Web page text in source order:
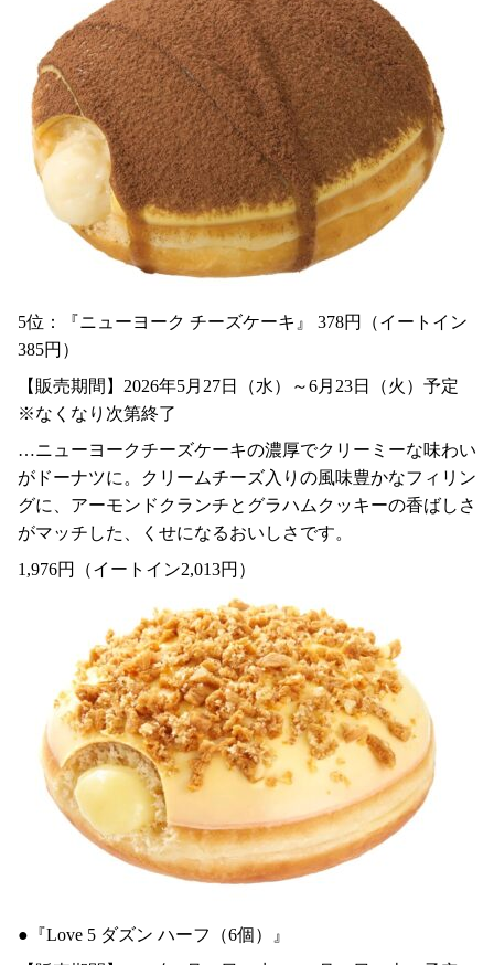
5位：『ニューヨーク チーズケーキ』 378円（イートイン
385円）
【販売期間】2026年5月27日（水）～6月23日（火）予定
※なくなり次第終了
…ニューヨークチーズケーキの濃厚でクリーミーな味わい
がドーナツに。クリームチーズ入りの風味豊かなフィリン
グに、アーモンドクランチとグラハムクッキーの香ばしさ
がマッチした、くせになるおいしさです。
1,976円（イートイン2,013円）
●『Love 5 ダズン ハーフ（6個）』